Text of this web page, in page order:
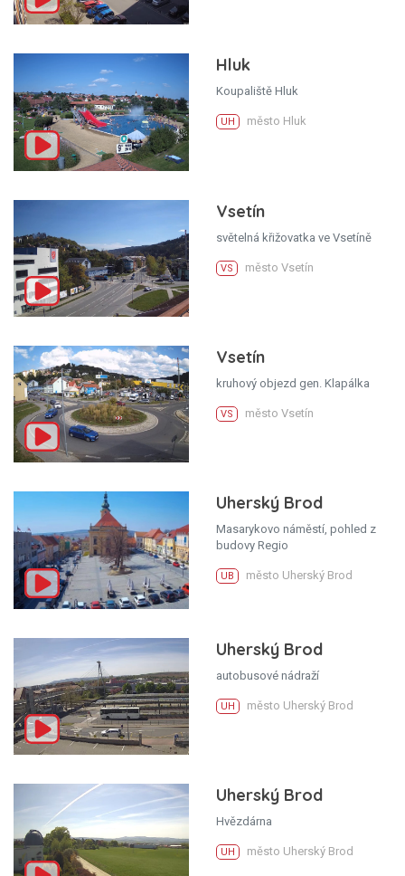
Hluk
Koupaliště Hluk
UH město Hluk
Vsetín
světelná křižovatka ve Vsetíně
VS město Vsetín
Vsetín
kruhový objezd gen. Klapálka
VS město Vsetín
Uherský Brod
Masarykovo náměstí, pohled z
budovy Regio
UB město Uherský Brod
Uherský Brod
autobusové nádraží
UH město Uherský Brod
Uherský Brod
Hvězdárna
UH město Uherský Brod